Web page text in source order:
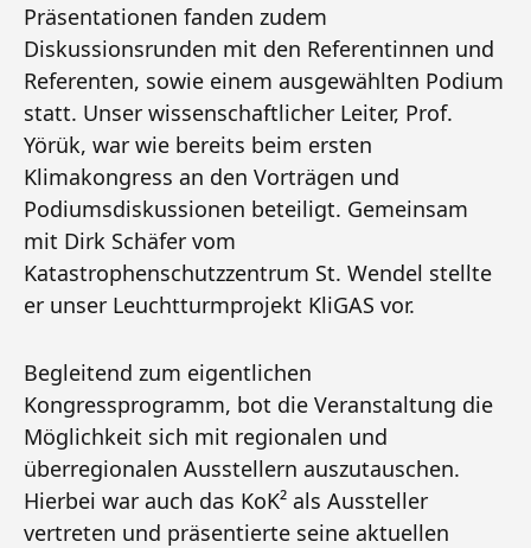
Präsentationen fanden zudem
Diskussionsrunden mit den Referentinnen und
Referenten, sowie einem ausgewählten Podium
statt. Unser wissenschaftlicher Leiter, Prof.
Yörük, war wie bereits beim ersten
Klimakongress an den Vorträgen und
Podiumsdiskussionen beteiligt. Gemeinsam
mit Dirk Schäfer vom
Katastrophenschutzzentrum St. Wendel stellte
er unser Leuchtturmprojekt KliGAS vor.
Begleitend zum eigentlichen
Kongressprogramm, bot die Veranstaltung die
Möglichkeit sich mit regionalen und
überregionalen Ausstellern auszutauschen.
Hierbei war auch das KoK² als Aussteller
vertreten und präsentierte seine aktuellen